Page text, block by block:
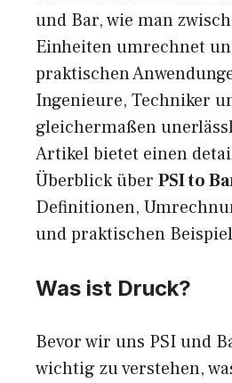
und Bar, wie man
Einheiten umrechnet
praktischen
Ingenieure, Techniker
gleichermaßen
Artikel bietet einen
Überblick über PSI to
Definitionen,
und praktischen
Was ist Druck?
Bevor wir uns PSI und
wichtig zu verstehen,